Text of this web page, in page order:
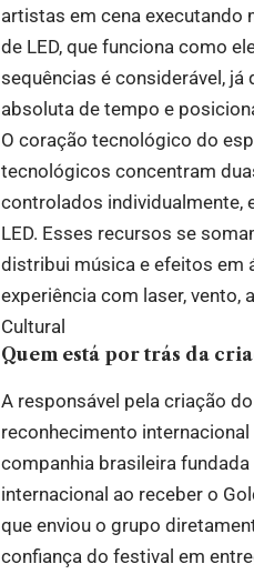
artistas em cena executando
de LED, que funciona como
sequências é considerável,
absoluta de tempo e
O coração tecnológico do
tecnológicos concentram
controlados individualmente,
LED. Esses recursos se
distribui música e efeitos em
experiência com laser,
Cultural
Quem está por trás da
A responsável pela criação
reconhecimento
companhia brasileira
internacional ao receber o
que enviou o grupo
confiança do festival em